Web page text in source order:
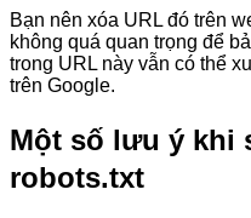
Bạn nên xóa URL đó trên
không quá quan trọng để
trong URL này vẫn có thể
trên Google.
Một số lưu ý khi
robots.txt